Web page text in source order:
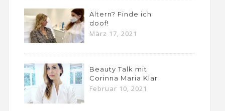
Altern? Finde ich
doof!
März 17, 2021
Beauty Talk mit
Corinna Maria Klar
Februar 10, 2021